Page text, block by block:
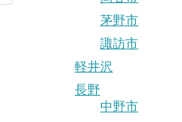
茅野市
諏訪市
軽井沢
長野
中野市